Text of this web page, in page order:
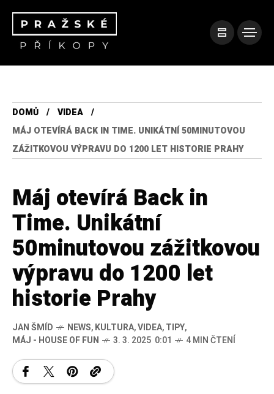
DOMŮ
VIDEA
MÁJ OTEVÍRÁ BACK IN TIME. UNIKÁTNÍ 50MINUTOVOU
ZÁŽITKOVOU VÝPRAVU DO 1200 LET HISTORIE PRAHY
Máj otevírá Back in
Time. Unikátní
50minutovou zážitkovou
výpravu do 1200 let
historie Prahy
JAN ŠMÍD NEWS,KULTURA,VIDEA,TIPY,
MÁJ - HOUSE OF FUN
3. 3. 2025 0:01 4 MIN ČTENÍ